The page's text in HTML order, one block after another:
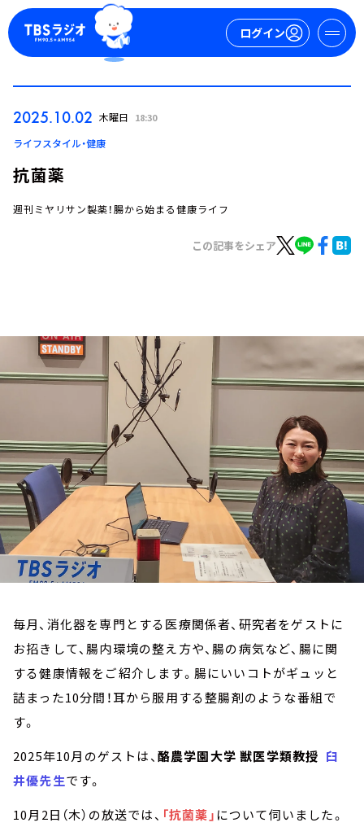
ログイン
ログイン
トピックス
TBS Podcast
お知らせ
イベント・グッズ
2025.10.02 木曜日 18:30
ライフスタイル・健康
抗菌薬
週刊ミヤリサン製薬！腸から始まる健康ライフ
この記事をシェア
毎月、消化器を専門とする医療関係者、研究者をゲストに
お招きして、腸内環境の整え方や、腸の病気など、腸に関
する健康情報をご紹介します。腸にいいコトがギュッと
詰まった10分間！耳から服用する整腸剤のような番組で
す。
2025年10月のゲストは、酪農学園大学 獣医学類教授 臼
井優先生です。
10月2日（木）の放送では、 「抗菌薬」 について伺いました。